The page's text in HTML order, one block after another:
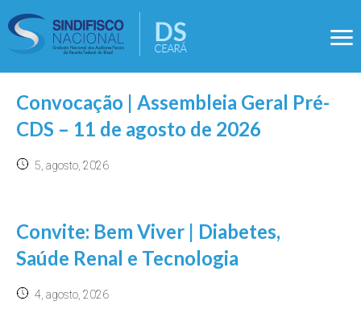
Convocação | Assembleia Geral Pré-
CDS – 11 de agosto de 2026
5, agosto, 2026
Convite: Bem Viver | Diabetes,
Saúde Renal e Tecnologia
4, agosto, 2026